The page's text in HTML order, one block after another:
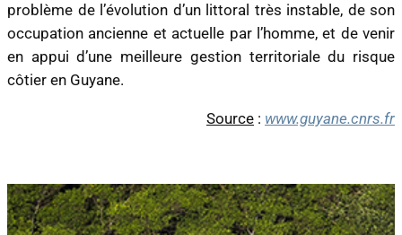
problème de l’évolution d’un littoral très instable, de son
occupation ancienne et actuelle par l’homme, et de venir
en appui d’une meilleure gestion territoriale du risque
côtier en Guyane.
Source : www.guyane.cnrs.fr